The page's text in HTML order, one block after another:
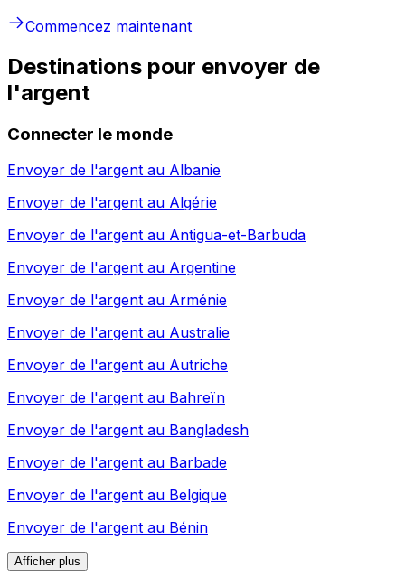
Commencez maintenant
Destinations pour envoyer de
l'argent
Connecter le monde
Envoyer de l'argent au Albanie
Envoyer de l'argent au Algérie
Envoyer de l'argent au Antigua-et-Barbuda
Envoyer de l'argent au Argentine
Envoyer de l'argent au Arménie
Envoyer de l'argent au Australie
Envoyer de l'argent au Autriche
Envoyer de l'argent au Bahreïn
Envoyer de l'argent au Bangladesh
Envoyer de l'argent au Barbade
Envoyer de l'argent au Belgique
Envoyer de l'argent au Bénin
Afficher plus